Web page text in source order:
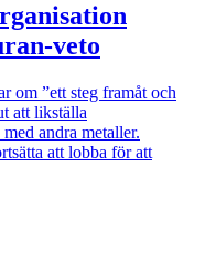
veto
om ”ett steg framåt och
att likställa
andra metaller.
att lobba för att